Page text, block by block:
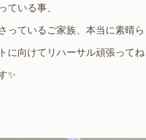
ている事、
っているご家族、本当に素晴ら
に向けてリハーサル頑張ってね
✨